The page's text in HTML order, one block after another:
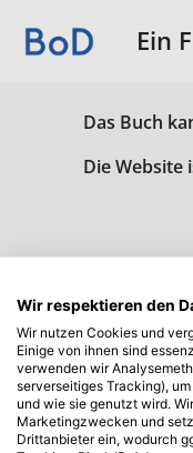
Ein
Das Buch
Die Website
Wir respektieren den
Wir nutzen Cookies und
Einige von ihnen sind
verwenden wir
serverseitiges Tracking),
und wie sie genutzt wird.
Marketingzwecken und
Drittanbieter ein, wodurch